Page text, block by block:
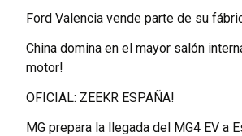
Ford Valencia vende parte de su
China domina en el mayor salón
motor!
OFICIAL: ZEEKR ESPAÑA!
MG prepara la llegada del MG4 EV a